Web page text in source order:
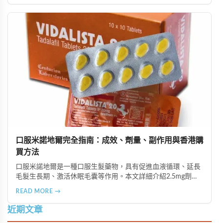
口服米諾地爾完全指南：成效、劑量、副作用與香港購
買方法
口服米諾地爾是一種口服生髮藥物，具有促進血液循環、延長
毛髮生長期、激活休眠毛囊等作用。本文詳細介紹2.5mg劑量
購買方法，並提供真實用戶經驗分享。
READ MORE →
近期文章